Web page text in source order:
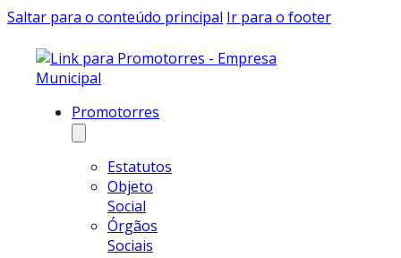
Saltar para o conteúdo principal Ir para o footer
Promotorres
Estatutos
Objeto
Social
Órgãos
Sociais